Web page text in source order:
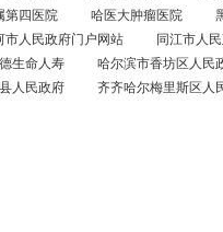
第四医院 哈医大肿瘤医院
市人民政府门户网站
同江市人
生命人寿
哈尔滨市香坊区人民
人民政府 齐齐哈尔梅里斯区人